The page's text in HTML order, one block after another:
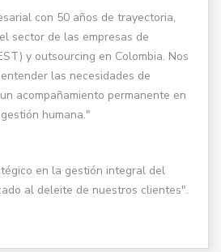
con 50 años de trayectoria,
sector de las empresas de
y outsourcing en Colombia. Nos
las necesidades de
acompañamiento permanente en
humana."
en la gestión integral del
al deleite de nuestros clientes".